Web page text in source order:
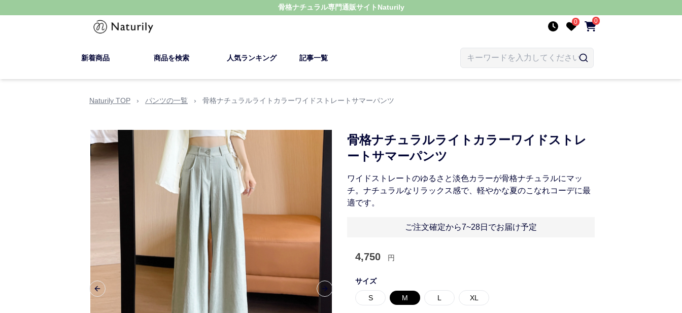
骨格ナチュラル専門通販サイト Naturily
0 0
新着商品 商品を検索 人気ランキング 記事一覧
Naturily TOP › パンツの一覧 › 骨格ナチュラルライトカラーワイドストレートサマーパンツ
Previous slide Next slide
骨格ナチュラルライトカラーワイドストレ
ートサマーパンツ
ワイドストレートのゆるさと淡色カラーが骨格ナチュラルにマッ
チ。ナチュラルなリラックス感で、軽やかな夏のこなれコーデに最
適です。
ご注文確定から7~28日でお届け予定
4,750 円
サイズ
S M L XL